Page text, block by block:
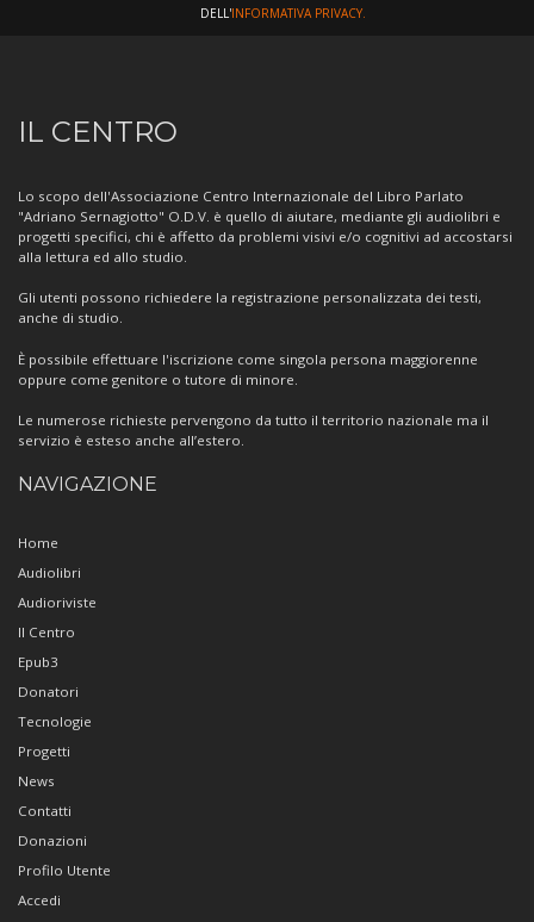
DELL'INFORMATIVA PRIVACY.
Informazioni
sul
Centro
IL CENTRO
Lo scopo dell'Associazione Centro Internazionale del Libro Parlato
"Adriano Sernagiotto" O.D.V. è quello di aiutare, mediante gli audiolibri e
progetti specifici, chi è affetto da problemi visivi e/o cognitivi ad accostarsi
alla lettura ed allo studio.
Gli utenti possono richiedere la registrazione personalizzata dei testi,
anche di studio.
È possibile effettuare l'iscrizione come singola persona maggiorenne
oppure come genitore o tutore di minore.
Le numerose richieste pervengono da tutto il territorio nazionale ma il
servizio è esteso anche all’estero.
NAVIGAZIONE
Home
Audiolibri
Audioriviste
Il Centro
Epub3
Donatori
Tecnologie
Progetti
News
Contatti
Donazioni
Profilo Utente
Accedi